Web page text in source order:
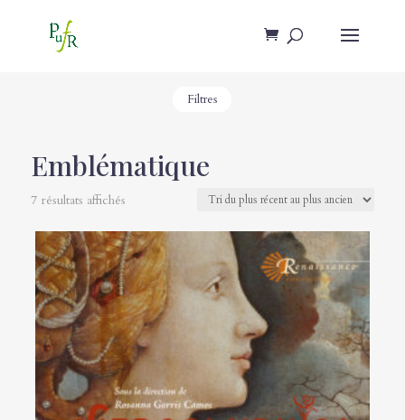
Filtres
Emblématique
7 résultats affichés